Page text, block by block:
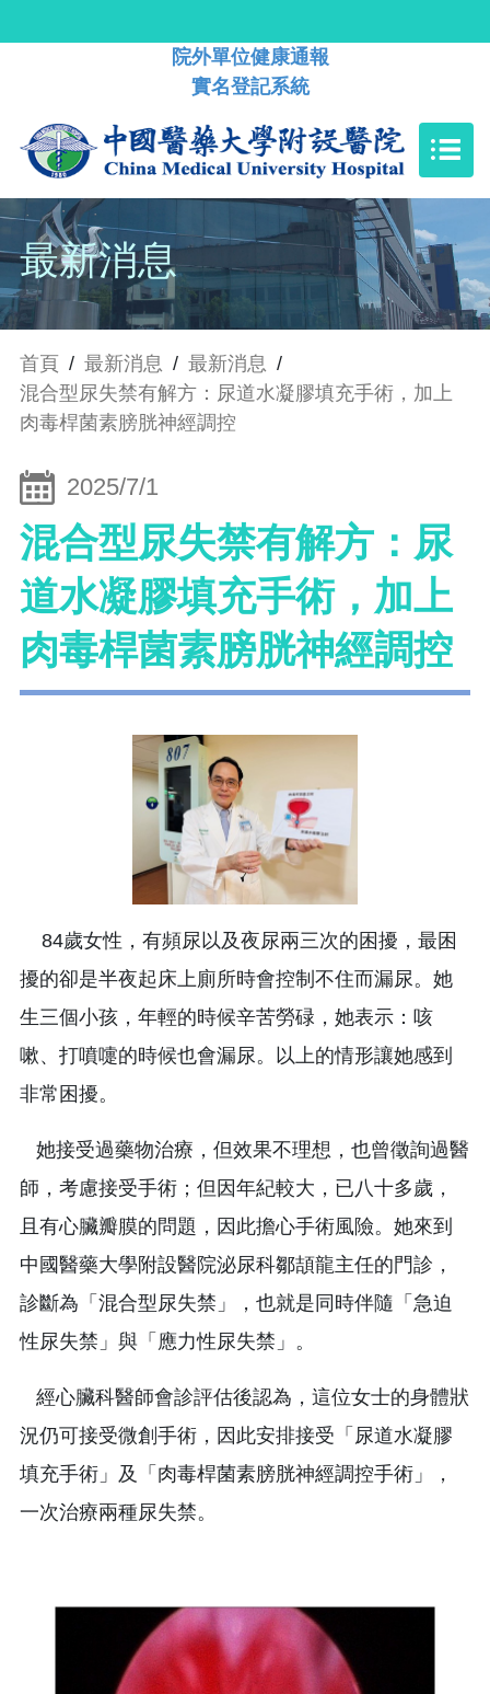
院外單位健康通報
實名登記系統
最新消息
首頁 / 最新消息 / 最新消息 /
混合型尿失禁有解方：尿道水凝膠填充手術，加上
肉毒桿菌素膀胱神經調控
2025/7/1
混合型尿失禁有解方：尿
道水凝膠填充手術，加上
肉毒桿菌素膀胱神經調控
84歲女性，有頻尿以及夜尿兩三次的困擾，最困
擾的卻是半夜起床上廁所時會控制不住而漏尿。她
生三個小孩，年輕的時候辛苦勞碌，她表示：咳
嗽、打噴嚏的時候也會漏尿。以上的情形讓她感到
非常困擾。
她接受過藥物治療，但效果不理想，也曾徵詢過醫
師，考慮接受手術；但因年紀較大，已八十多歲，
且有心臟瓣膜的問題，因此擔心手術風險。她來到
中國醫藥大學附設醫院泌尿科鄒頡龍主任的門診，
診斷為「混合型尿失禁」，也就是同時伴隨「急迫
性尿失禁」與「應力性尿失禁」。
經心臟科醫師會診評估後認為，這位女士的身體狀
況仍可接受微創手術，因此安排接受「尿道水凝膠
填充手術」及「肉毒桿菌素膀胱神經調控手術」，
一次治療兩種尿失禁。